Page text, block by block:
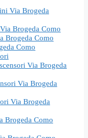
Via Brogeda
Brogeda Como
Brogeda Como
Como
Via Brogeda
Via Brogeda
Via Brogeda
Brogeda Como